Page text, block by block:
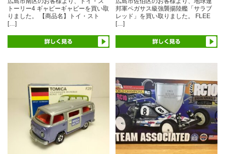
トーリー4 ギャビーギャビーを買い取
りました。 【商品名】トイ・スト
[…]
邦軍ペガサス級強襲揚陸艦「サラブ
レッド」を買い取りました。 FLEE
[…]